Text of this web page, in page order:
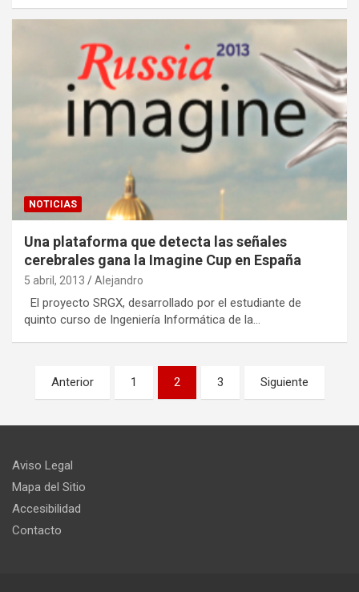
NOTICIAS
Una plataforma que detecta las señales
cerebrales gana la Imagine Cup en España
5 abril, 2013 Alejandro
El proyecto SRGX, desarrollado por el estudiante de
quinto curso de Ingeniería Informática de la…
Paginación
entradas
Anterior 1 2 3 Siguiente
Aviso Legal
Mapa del Sitio
Accesibilidad
Contacto